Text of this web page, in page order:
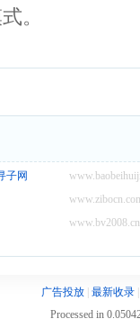
。
子网
www.bv2008.cn
广告投放 最新收录
Processed in